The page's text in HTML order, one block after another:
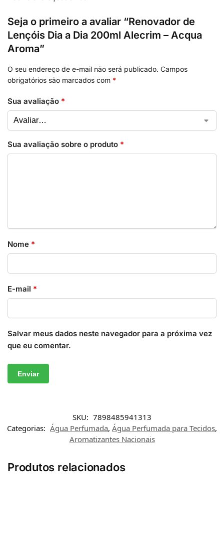
Seja o primeiro a avaliar “Renovador de
Lençóis Dia a Dia 200ml Alecrim – Acqua
Aroma”
O seu endereço de e-mail não será publicado. Campos
obrigatórios são marcados com *
Sua avaliação *
Sua avaliação sobre o produto *
Nome *
E-mail *
Salvar meus dados neste navegador para a próxima vez
que eu comentar.
SKU: 7898485941313
Categorias: Água Perfumada, Água Perfumada para Tecidos,
Aromatizantes Nacionais
Produtos relacionados